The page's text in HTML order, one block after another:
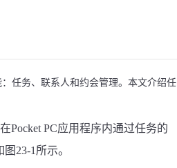
：任务、联系人和约会管理。本文介绍任
Pocket PC应用程序内通过任务的
图 23-1 所示。